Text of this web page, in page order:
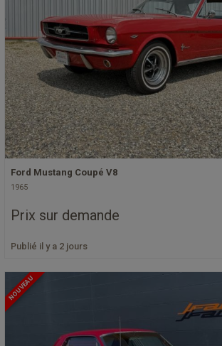
Ford Mustang Coupé V8
1965
Prix sur demande
Publié il y a 2 jours
NOUVEAU